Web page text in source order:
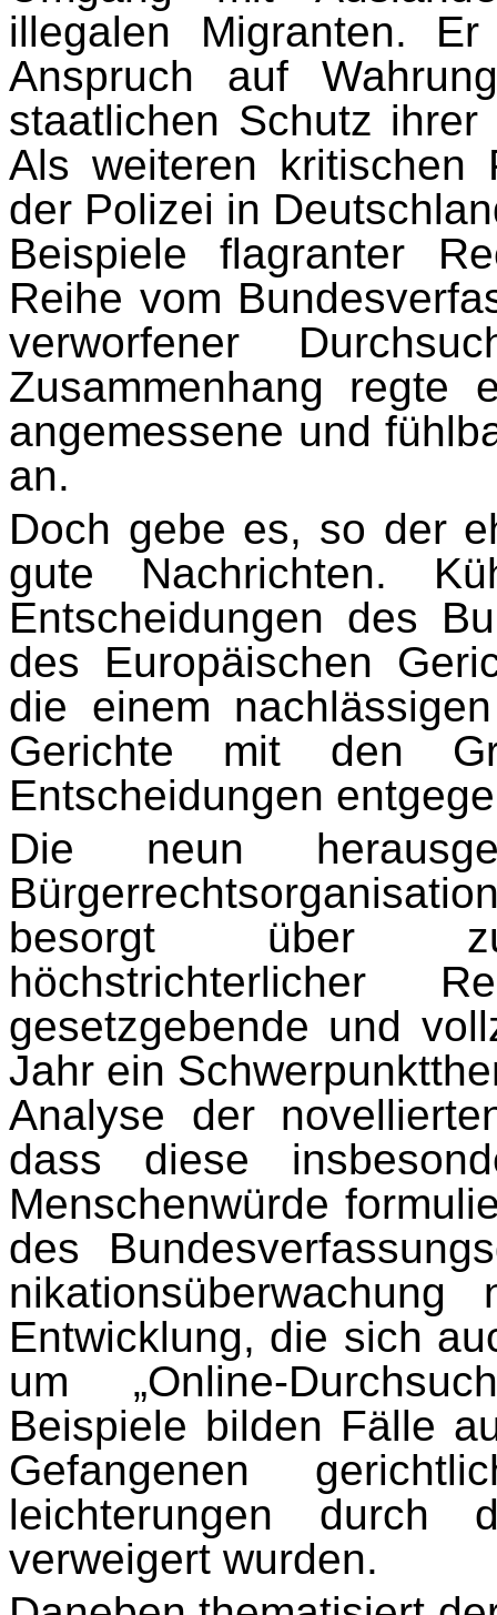
illegalen Migranten.
Anspruch auf
staatli­chen Schutz
Als weiteren kritischen
der Polizei in
Beispiele flagranter
Reihe vom
verworfener
Zusammenhang regte
angemessene und
an.
Doch gebe es, so der
gute Nachrichten.
Entscheidungen des
des Europäi­schen
die einem
Gerichte mit den
Entscheidungen
Die neun
besorgt über
höchstrichterlicher
gesetzgebende und
Jahr ein
Analyse der
dass diese
Menschenwürde
des
Entwicklung, die sich
um „Online-
Beispiele bilden Fälle
Gefangenen
leichterungen durch
verweigert wurden.